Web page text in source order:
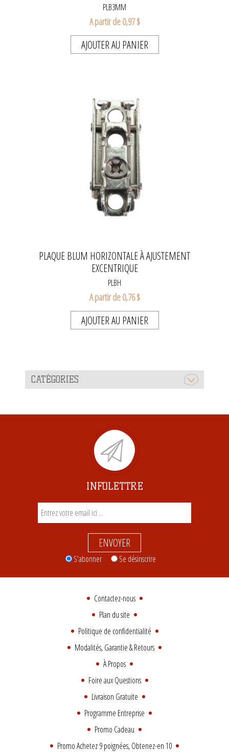
PLB3MM
A partir de 0,97 $
AJOUTER AU PANIER
PLAQUE BLUM HORIZONTALE À AJUSTEMENT
EXCENTRIQUE
PLBH
A partir de 0,76 $
AJOUTER AU PANIER
CATÉGORIES
INFOLETTRE
ENVOYER
S'abonner Se désinscrire
Contactez-nous
Plan du site
Politique de confidentialité
Modalités, Garantie & Retours
À Propos
Foire aux Questions
Livraison Gratuite
Programme Entreprise
Promo Cadeau
Promo Achetez 9 poignées, Obtenez-en 10